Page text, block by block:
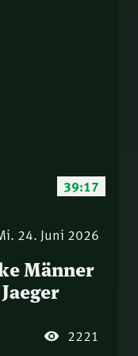
39:17
24. Juni 2026
Männer
2221